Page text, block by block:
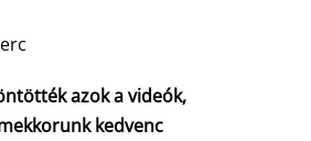
azok a videók,
kedvenc